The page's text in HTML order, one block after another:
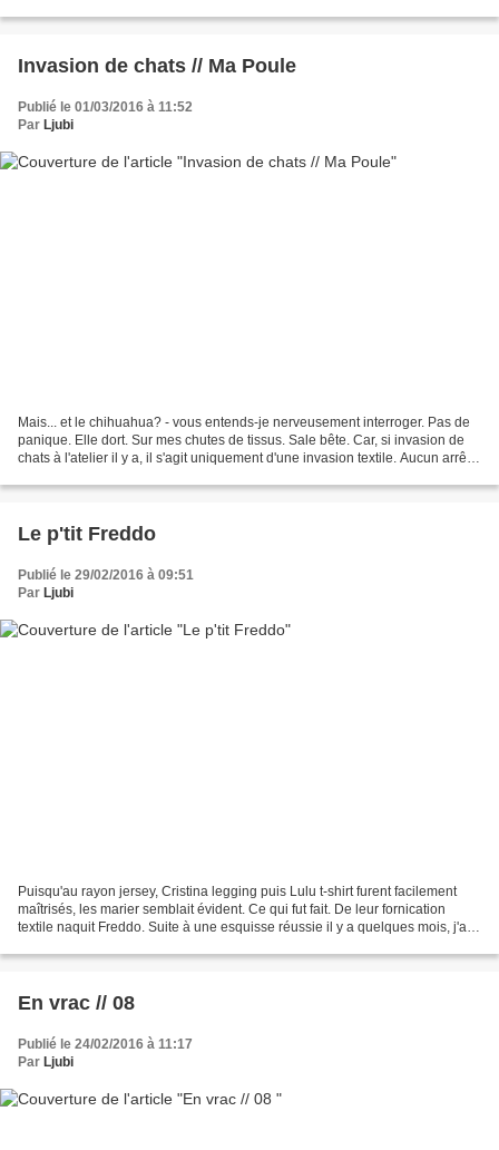
Invasion de chats // Ma Poule
Publié le 01/03/2016 à 11:52
Par Ljubi
Mais... et le chihuahua? - vous entends-je nerveusement interroger. Pas de
panique. Elle dort. Sur mes chutes de tissus. Sale bête. Car, si invasion de
chats à l'atelier il y a, il s'agit uniquement d'une invasion textile. Aucun arrêt
Le p'tit Freddo
Publié le 29/02/2016 à 09:51
Par Ljubi
Puisqu'au rayon jersey, Cristina legging puis Lulu t-shirt furent facilement
maîtrisés, les marier semblait évident. Ce qui fut fait. De leur fornication
textile naquit Freddo. Suite à une esquisse réussie il y a quelques mois, j'ai
En vrac // 08
Publié le 24/02/2016 à 11:17
Par Ljubi